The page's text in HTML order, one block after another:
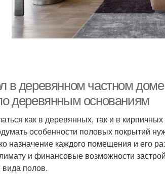
в деревянном частном
деревянным основаниям
как в деревянных, так и в
особенности половых покрытий
назначение каждого помещения и его
и финансовые возможности
вида полов.